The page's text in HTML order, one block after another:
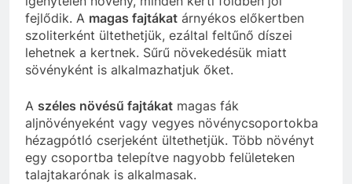
fejlődik. A magas fajtákat árnyékos előkertben
szoliterként ültethetjük, ezáltal feltűnő díszei
lehetnek a kertnek. Sűrű növekedésük miatt
sövényként is alkalmazhatjuk őket.
A széles növésű fajtákat magas fák
aljnövényeként vagy vegyes növénycsoportokba
hézagpótló cserjeként ültethetjük. Több növényt
egy csoportba telepítve nagyobb felületeken
talajtakarónak is alkalmasak.